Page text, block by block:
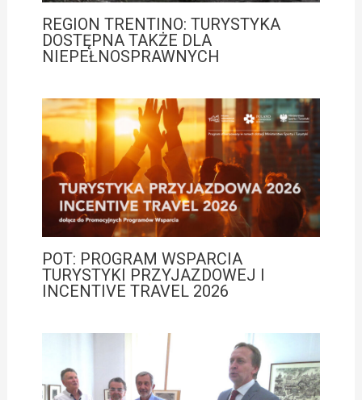
REGION TRENTINO: TURYSTYKA
DOSTĘPNA TAKŻE DLA
NIEPEŁNOSPRAWNYCH
POT: PROGRAM WSPARCIA
TURYSTYKI PRZYJAZDOWEJ I
INCENTIVE TRAVEL 2026